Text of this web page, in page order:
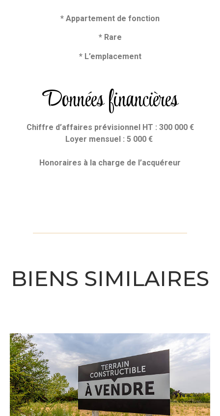
* Appartement de fonction
* Rare
* L’emplacement
Données financières
Chiffre d’affaires prévisionnel HT : 300 000 €
Loyer mensuel : 5 000 €
Honoraires à la charge de l’acquéreur
BIENS SIMILAIRES